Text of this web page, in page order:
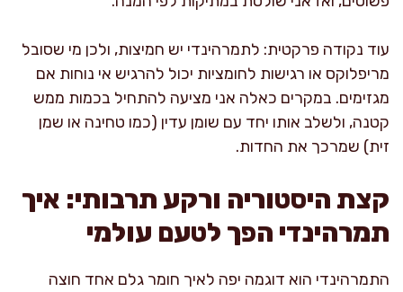
עוד נקודה פרקטית: לתמרהינדי יש חמיצות, ולכן מי שסובל
מריפלוקס או רגישות לחומציות יכול להרגיש אי נוחות אם
מגזימים. במקרים כאלה אני מציעה להתחיל בכמות ממש
קטנה, ולשלב אותו יחד עם שומן עדין (כמו טחינה או שמן
זית) שמרכך את החדות.
קצת היסטוריה ורקע תרבותי: איך
תמרהינדי הפך לטעם עולמי
התמרהינדי הוא דוגמה יפה לאיך חומר גלם אחד חוצה